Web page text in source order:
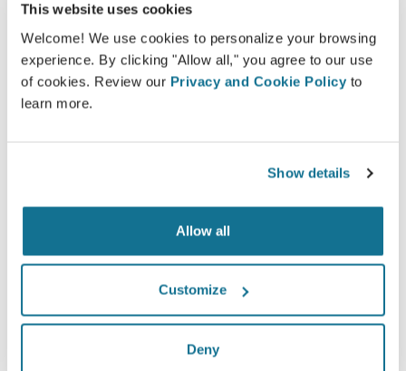
This website uses cookies
Welcome! We use cookies to personalize your browsing
experience. By clicking "Allow all," you agree to our use
of cookies. Review our Privacy and Cookie Policy to
learn more.
Show details
Allow all
Customize
Deny
chọn lọc dựa trên mô phỏng 3D của cơ thể của
chính họ
nhân đưa ra lựa chọn đúng đắn.
Hài lòng
100% phụ nữ nói rằng họ đã hài hòng hoặc rất